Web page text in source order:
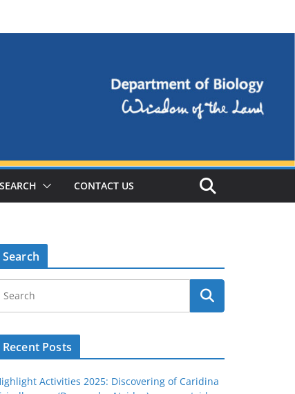
CONTACT US
Search
Recent Posts
Activities 2025: Discovering of Caridina